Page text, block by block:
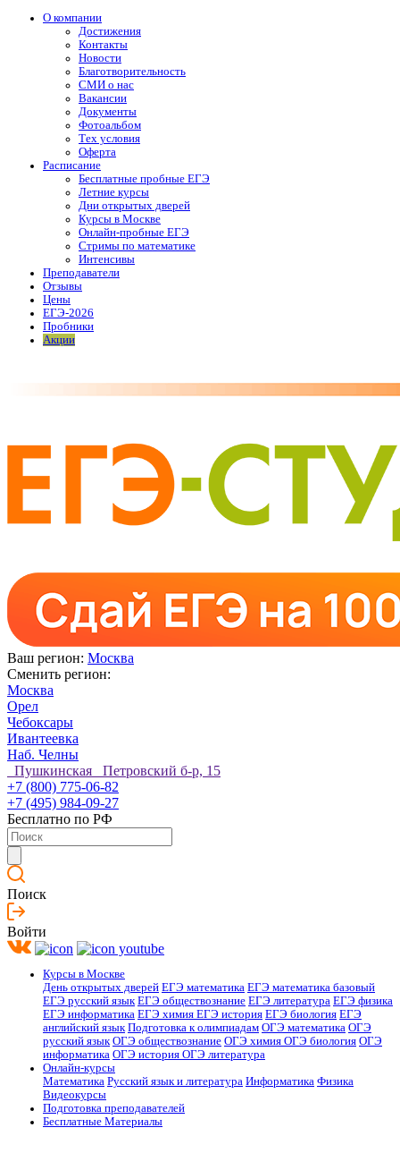
О компании
Достижения
Контакты
Новости
Благотворительность
СМИ о нас
Вакансии
Документы
Фотоальбом
Тех условия
Оферта
Расписание
Бесплатные пробные ЕГЭ
Летние курсы
Дни открытых дверей
Курсы в Москве
Онлайн-пробные ЕГЭ
Стримы по математике
Интенсивы
Преподаватели
Отзывы
Цены
ЕГЭ-2026
Пробники
Акции
Ваш регион: Москва
Сменить регион:
Москва
Орел
Чебоксары
Ивантеевка
Наб. Челны
Пушкинская Петровский б-р, 15
+7 (800) 775-06-82
+7 (495) 984-09-27
Бесплатно по РФ
Поиск
Войти
Курсы в Москве
День открытых дверей ЕГЭ математика ЕГЭ математика базовый
ЕГЭ русский язык ЕГЭ обществознание ЕГЭ литература ЕГЭ физика
ЕГЭ информатика ЕГЭ химия ЕГЭ история ЕГЭ биология ЕГЭ
английский язык Подготовка к олимпиадам ОГЭ математика ОГЭ
русский язык ОГЭ обществознание ОГЭ химия ОГЭ биология ОГЭ
информатика ОГЭ история ОГЭ литература
Онлайн-курсы
Математика Русский язык и литература Информатика Физика
Видеокурсы
Подготовка преподавателей
Бесплатные Материалы